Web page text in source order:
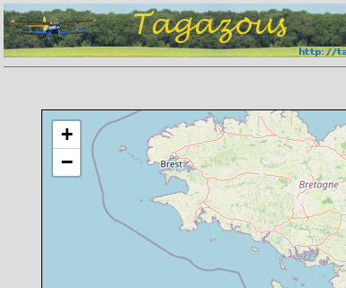
Chargement de la carte en cours
+
−